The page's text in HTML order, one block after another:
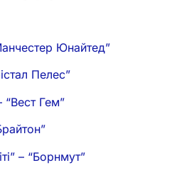
Юнайтед”
Пелес”
“Вест Гем”
– “Борнмут”